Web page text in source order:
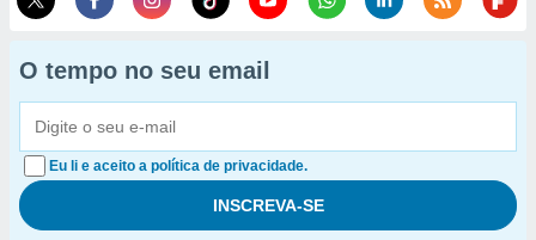
O tempo no seu email
Eu li e aceito a política de privacidade.